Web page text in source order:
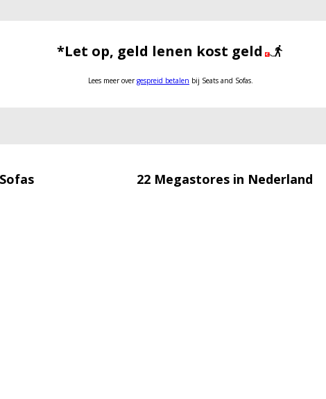
*Let op, geld lenen kost geld
Lees meer overgespreid betalen bij Seats and Sofas.
22 Megastores in Nederland